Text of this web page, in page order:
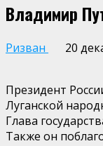
Владимир
Ризван 20
Президент
Луганской
Глава
Также он